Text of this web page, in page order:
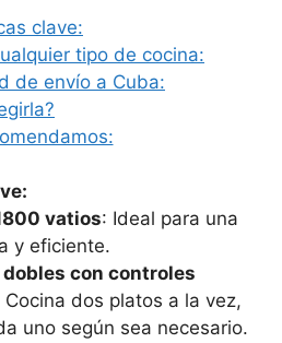
clave:
tipo de cocina:
de envío a Cuba:
vatios: Ideal para una
y eficiente.
con controles
Cocina dos platos a la vez,
uno según sea necesario.